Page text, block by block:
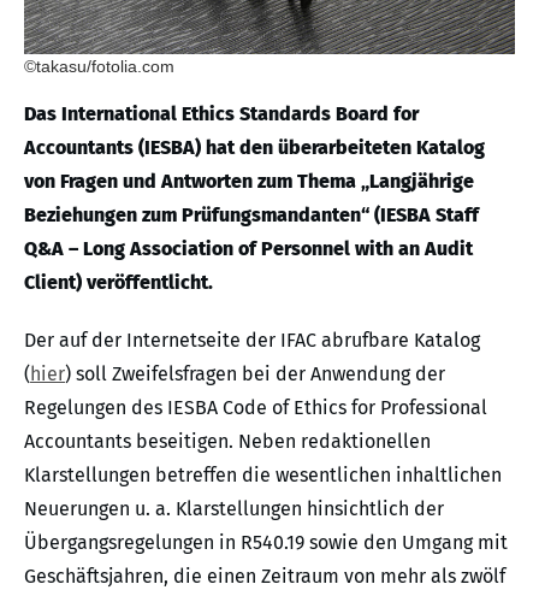
©takasu/fotolia.com
Das International Ethics Standards Board for
Accountants (IESBA) hat den überarbeiteten Katalog
von Fragen und Antworten zum Thema „Langjährige
Beziehungen zum Prüfungsmandanten“ (IESBA Staff
Q&A – Long Association of Personnel with an Audit
Client) veröffentlicht.
Der auf der Internetseite der IFAC abrufbare Katalog
(hier) soll Zweifelsfragen bei der Anwendung der
Regelungen des IESBA Code of Ethics for Professional
Accountants beseitigen. Neben redaktionellen
Klarstellungen betreffen die wesentlichen inhaltlichen
Neuerungen u. a. Klarstellungen hinsichtlich der
Übergangsregelungen in R540.19 sowie den Umgang mit
Geschäftsjahren, die einen Zeitraum von mehr als zwölf